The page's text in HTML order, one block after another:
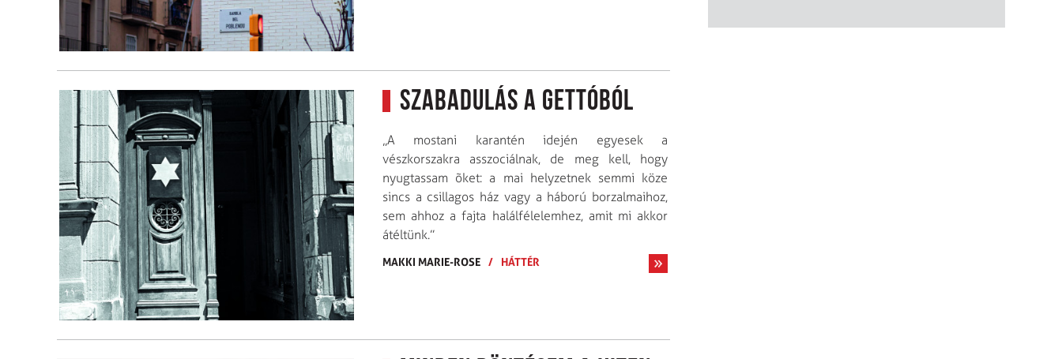
Szabadulás a gettóból
„A mostani karantén idején egyesek a
vészkorszakra asszociálnak, de meg kell, hogy
nyugtassam õket: a mai helyzetnek semmi köze
sincs a csillagos ház vagy a háború borzalmaihoz,
sem ahhoz a fajta halál­félelemhez, amit mi akkor
átéltünk.”
MAKKI MARIE-ROSE / HÁTTÉR